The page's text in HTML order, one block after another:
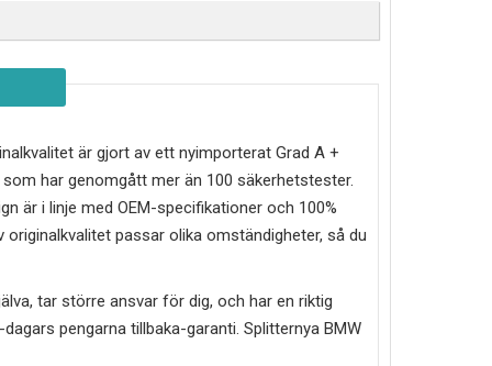
är gjort av ett nyimporterat Grad A +
har genomgått mer än 100 säkerhetstester.
är i linje med OEM-specifikationer och 100%
passar olika omständigheter, så du
tar större ansvar för dig, och har en riktig
pengarna tillbaka-garanti. Splitternya BMW